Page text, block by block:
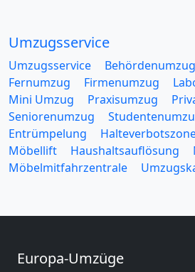
Umzugsservice
Umzugsservice Behördenumzug
Fernumzug
Firmenumzug
Mini Umzug
Praxisumzug
Seniorenumzug
Entrümpelung
Möbellift
Haushaltsauflösung
Möbelmitfahrzentrale
Europa-Umzüge